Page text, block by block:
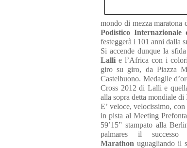
mondo di mezza maratona
Podistico Internazionale
festeggerà i 101 anni dalla
Si accende dunque la
Lalli e l’Africa con i
giro su giro, da Piazza
Castelbuono. Medaglie
Cross 2012 di Lalli e
alla sopra detta mondiale
E’ veloce, velocissimo,
in pista al Meeting
59’15” stampato alla
palmares il
Marathon uguagliando il